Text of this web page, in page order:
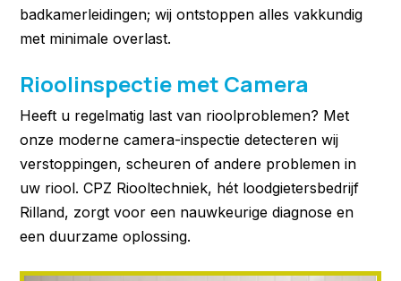
badkamerleidingen; wij ontstoppen alles vakkundig
met minimale overlast.
Rioolinspectie met Camera
Heeft u regelmatig last van rioolproblemen? Met
onze moderne camera-inspectie detecteren wij
verstoppingen, scheuren of andere problemen in
uw riool. CPZ Riooltechniek, hét loodgietersbedrijf
Rilland, zorgt voor een nauwkeurige diagnose en
een duurzame oplossing.